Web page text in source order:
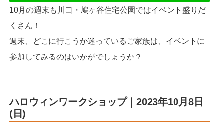
10月の週末も川口・鳩ヶ谷住宅公園ではイベント盛りだ
くさん！
週末、どこに行こうか迷っているご家族は、イベントに
参加してみるのはいかがでしょうか？
ハロウィンワークショップ｜2023年10月8日
(日)